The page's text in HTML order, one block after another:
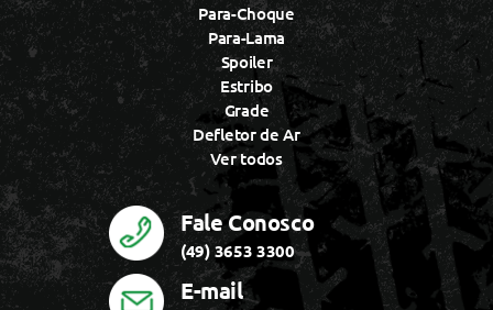
Para-Choque
Para-Lama
Spoiler
Estribo
Grade
Defletor de Ar
Ver todos
Fale Conosco
(49) 3653 3300
E-mail